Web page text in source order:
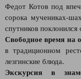
Федот Котов под
сорока мучениках-
спутников
Свободное время на
в традиционном
лезгинские блюда.
Экскурсия в